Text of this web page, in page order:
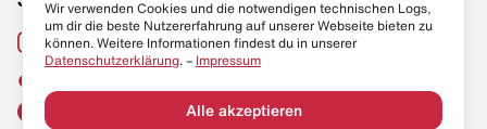
Instagram Sneaker Lexikon
Resell Guide
Wir verwenden Cookies und die notwendigen technischen Logs,
um dir die beste Nutzererfahrung auf unserer Webseite bieten zu
können. Weitere Informationen findest du in unserer
Datenschutzerklärung. – Impressum
Alle akzeptieren